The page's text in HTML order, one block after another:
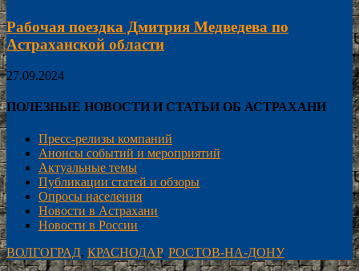
Рабочая поездка Дмитрия Медведева по
Астраханской области
27.09.2024
ПОЛЕЗНЫЕ НОВОСТИ И СТАТЬИ ОБ АСТРАХАНИ
Пресс-релизы компаний
Анонсы событий и мероприятий
Актуальные темы
Публикации статей и обзоры
Опросы населения
Новости в Астрахани
Новости в России
ВОЛГОГРАД, КРАСНОДАР, РОСТОВ-НА-ДОНУ